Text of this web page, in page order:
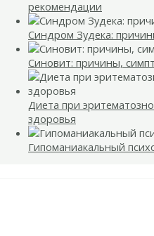
рекомендации
Синдром Зудека:
Синовит: причины,
Диета при
здоровья
Гипоманиакальный